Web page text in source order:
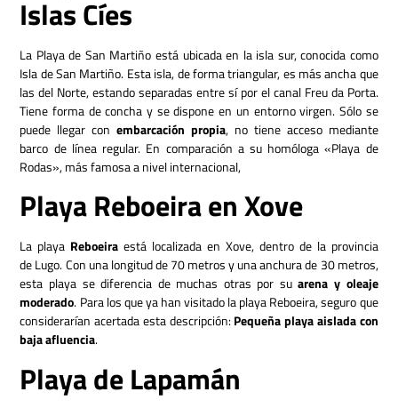
Islas Cíes
La Playa de San Martiño está ubicada en la isla sur, conocida como
Isla de San Martiño. Esta isla, de forma triangular, es más ancha que
las del Norte, estando separadas entre sí por el canal Freu da Porta.
Tiene forma de concha y se dispone en un entorno virgen. Sólo se
puede llegar conembarcación propia, no tiene acceso mediante
barco de línea regular. En comparación a su homóloga «Playa de
Rodas», más famosa a nivel internacional,
Playa Reboeira en Xove
La playa Reboeira está localizada en Xove, dentro de la provincia
de Lugo. Con una longitud de 70 metros y una anchura de 30 metros,
esta playa se diferencia de muchas otras por suarena y oleaje
moderado. Para los que ya han visitado la playa Reboeira, seguro que
considerarían acertada esta descripción:Pequeña playa aislada con
baja afluencia.
Playa de Lapamán